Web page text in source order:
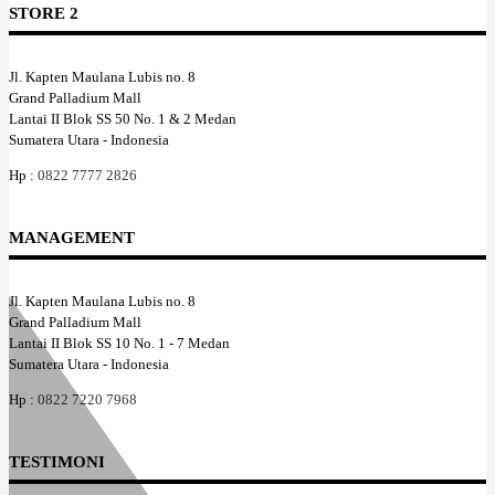
STORE 2
Jl. Kapten Maulana Lubis no. 8
Grand Palladium Mall
Lantai II Blok SS 50 No. 1 & 2 Medan
Sumatera Utara - Indonesia
Hp : 0822 7777 2826
MANAGEMENT
Jl. Kapten Maulana Lubis no. 8
Grand Palladium Mall
Lantai II Blok SS 10 No. 1 - 7 Medan
Sumatera Utara - Indonesia
Hp : 0822 7220 7968
TESTIMONI